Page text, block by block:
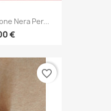
Nera Per...
€
favorite_border